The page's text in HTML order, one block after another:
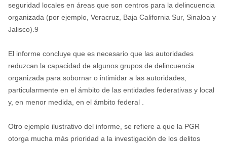
seguridad locales en áreas que son centros para la delincuencia
organizada (por ejemplo, Veracruz, Baja California Sur, Sinaloa y
Jalisco).9
El informe concluye que es necesario que las autoridades
reduzcan la capacidad de algunos grupos de delincuencia
organizada para sobornar o intimidar a las autoridades,
particularmente en el ámbito de las entidades federativas y local
y, en menor medida, en el ámbito federal .
Otro ejemplo ilustrativo del informe, se refiere a que la PGR
otorga mucha más prioridad a la investigación de los delitos